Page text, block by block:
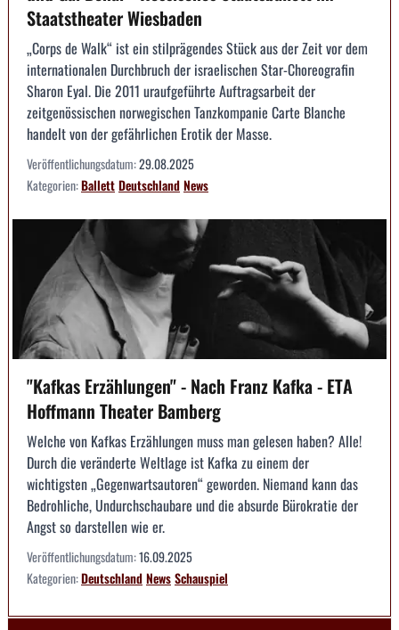
Staatstheater Wiesbaden
„Corps de Walk“ ist ein stilprägendes Stück aus der Zeit vor dem
internationalen Durchbruch der israelischen Star-Choreografin
Sharon Eyal. Die 2011 uraufgeführte Auftragsarbeit der
zeitgenössischen norwegischen Tanzkompanie Carte Blanche
handelt von der gefährlichen Erotik der Masse.
Veröffentlichungsdatum:29.08.2025
Kategorien:BallettDeutschlandNews
"Kafkas Erzählungen" - Nach Franz Kafka - ETA
Hoffmann Theater Bamberg
Welche von Kafkas Erzählungen muss man gelesen haben? Alle!
Durch die veränderte Weltlage ist Kafka zu einem der
wichtigsten „Gegenwartsautoren“ geworden. Niemand kann das
Bedrohliche, Undurchschaubare und die absurde Bürokratie der
Angst so darstellen wie er.
Veröffentlichungsdatum:16.09.2025
Kategorien:DeutschlandNewsSchauspiel